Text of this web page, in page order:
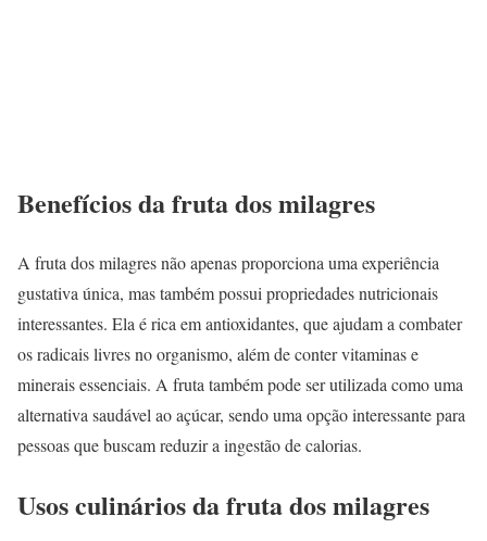
Benefícios da fruta dos milagres
A fruta dos milagres não apenas proporciona uma experiência
gustativa única, mas também possui propriedades nutricionais
interessantes. Ela é rica em antioxidantes, que ajudam a combater
os radicais livres no organismo, além de conter vitaminas e
minerais essenciais. A fruta também pode ser utilizada como uma
alternativa saudável ao açúcar, sendo uma opção interessante para
pessoas que buscam reduzir a ingestão de calorias.
Usos culinários da fruta dos milagres